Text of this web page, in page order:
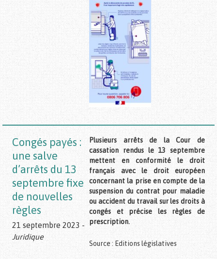
Congés payés :
une salve
d’arrêts du 13
septembre fixe
de nouvelles
règles
21 septembre 2023 -
Juridique
Plusieurs arrêts de la Cour de
cassation rendus le 13 septembre
mettent en conformité le droit
français avec le droit européen
concernant la prise en compte de la
suspension du contrat pour maladie
ou accident du travail sur les droits à
congés et précise les règles de
prescription.
Source : Editions législatives